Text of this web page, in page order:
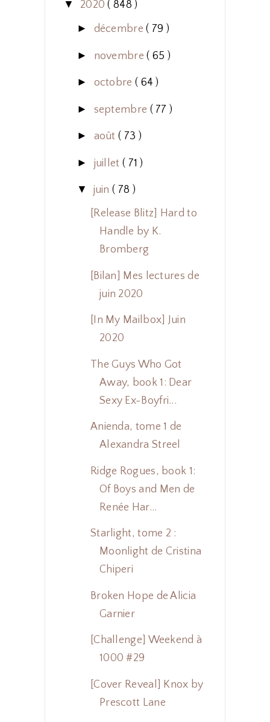
▼ 2020( 848 )
► décembre( 79 )
► novembre( 65 )
► octobre ( 64 )
► septembre ( 77 )
► août ( 73 )
► juillet ( 71 )
▼ juin( 78 )
[Release Blitz] Hard to
Handle by K.
Bromberg
[Bilan] Mes lectures de
juin 2020
[In My Mailbox] Juin
2020
The Guys Who Got
Away, book 1: Dear
Sexy Ex-Boyfri...
Anienda, tome 1 de
Alexandra Streel
Ridge Rogues, book 1:
Of Boys and Men de
Renée Har...
Starlight, tome 2 :
Moonlight de Cristina
Chiperi
Broken Hope de Alicia
Garnier
[Challenge] Weekend à
1000 #29
[Cover Reveal] Knox by
Prescott Lane